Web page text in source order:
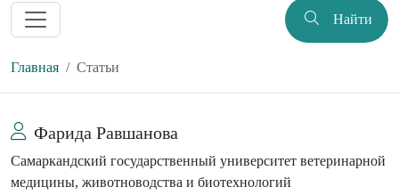
Найти
Главная Статьи
Фарида Равшанова
Самаркандский государственный университет ветеринарной
медицины, животноводства и биотехнологий